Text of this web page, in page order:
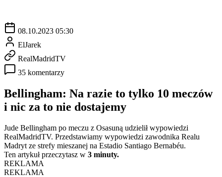
08.10.2023 05:30
ElJarek
RealMadridTV
35 komentarzy
Bellingham: Na razie to tylko 10 meczów
i nic za to nie dostajemy
Jude Bellingham po meczu z Osasuną udzielił wypowiedzi
RealMadridTV. Przedstawiamy wypowiedzi zawodnika Realu
Madryt ze strefy mieszanej na Estadio Santiago Bernabéu.
Ten artykuł przeczytasz w 3 minuty.
REKLAMA
REKLAMA